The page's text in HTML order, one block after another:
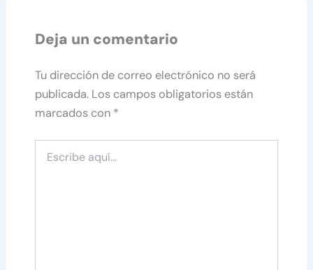
Deja un comentario
Tu dirección de correo electrónico no será
publicada. Los campos obligatorios están
marcados con *
aquí...